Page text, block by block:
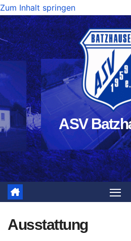
Zum Inhalt springen
ASV
Ausstattung